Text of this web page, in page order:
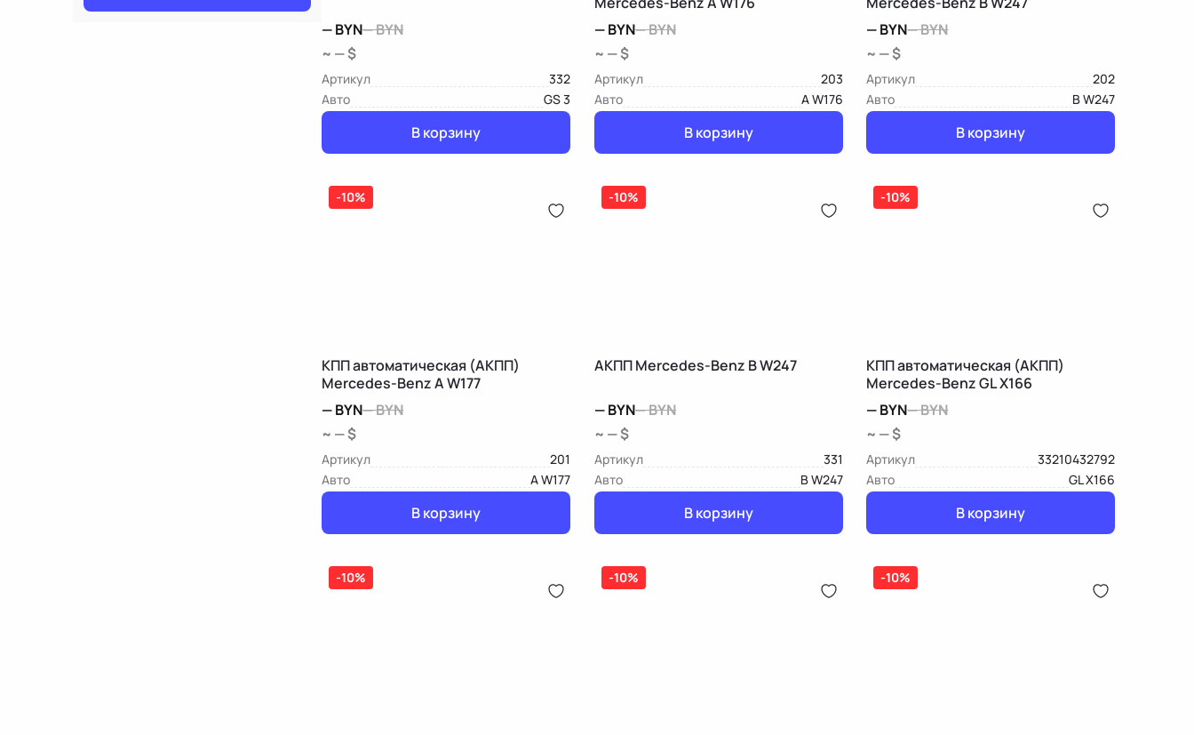
—BYN—BYN
~ — $
Артикул
332
Авто
GS 3
В корзину
—BYN—BYN
~ — $
Артикул
203
Авто
A W176
В корзину
—BYN—BYN
~ — $
Артикул
202
Авто
B W247
В корзину
-10%
КПП автоматическая (АКПП)
Mercedes-Benz A W177
—BYN—BYN
~ — $
Артикул
201
Авто
A W177
В корзину
-10%
АКПП Mercedes-Benz B W247
—BYN—BYN
~ — $
Артикул
331
Авто
B W247
В корзину
-10%
КПП автоматическая (АКПП)
Mercedes-Benz GL X166
—BYN—BYN
~ — $
Артикул
33210432792
Авто
GL X166
В корзину
-10% -10% -10%